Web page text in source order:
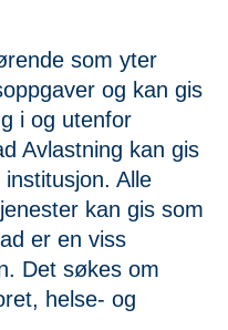
som yter
og kan gis
i og utenfor
Avlastning kan gis
Alle
kan gis som
er en viss
Det søkes om
helse- og